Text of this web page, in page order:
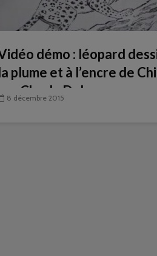
démo : léopard
plume et à l’encre de
Charly Debray
8 décembre 2015